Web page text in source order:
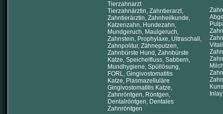
Tierzahnarzt
Tierzahnärztin, Zahntierarzt,
Zahntierärztin, Zahnheilkunde,
Katzenzahn, Hundezahn,
Mundgeruch, Maulgeruch,
Zahnstein, Prophylaxe, Ultraschall,
Zahnpolitur, Zähneputzen,
Zahnbürste Hund, Zahnbürste
Katze, Speichelfluss, Sabbern,
Mundhygiene, Spüllösung,
FORL, Gingivostomatitis
Katze, Plasmazelluläre
Gingivostomatitis Katze,
Zahnröntgen, Röntgen,
Dentalröntgen, Dentales
Zahnröntgen
Inlay